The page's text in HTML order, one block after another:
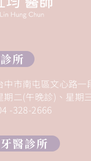
所
中市南屯區文心路一
期二(午晚診)、星期
-328-2666
醫診所